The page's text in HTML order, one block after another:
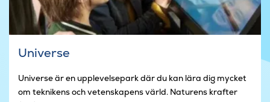
Universe
Universe är en upplevelsepark där du kan lära dig mycket
om teknikens och vetenskapens värld. Naturens krafter